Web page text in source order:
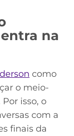
na
como
o meio-
isso, o
com a
finais da